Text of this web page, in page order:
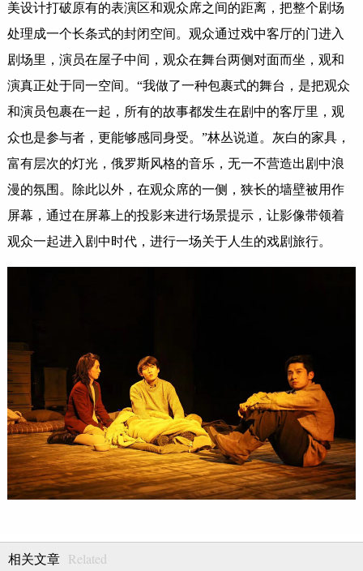
美设计打破原有的表演区和观众席之间的距离，把整个剧场
处理成一个长条式的封闭空间。观众通过戏中客厅的门进入
剧场里，演员在屋子中间，观众在舞台两侧对面而坐，观和
演真正处于同一空间。“我做了一种包裹式的舞台，是把观众
和演员包裹在一起，所有的故事都发生在剧中的客厅里，观
众也是参与者，更能够感同身受。”林丛说道。灰白的家具，
富有层次的灯光，俄罗斯风格的音乐，无一不营造出剧中浪
漫的氛围。除此以外，在观众席的一侧，狭长的墙壁被用作
屏幕，通过在屏幕上的投影来进行场景提示，让影像带领着
观众一起进入剧中时代，进行一场关于人生的戏剧旅行。
相关文章 Related